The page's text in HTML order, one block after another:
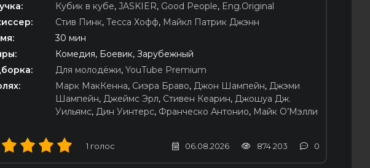
Кубик в кубе, JASKIER, Good People, Eng.Original
Стив Пинк, Тесса Хофф, Майкл Патрик Джэнн
30 мин
Комедия, Боевик, Зарубежный
Для молодёжи, YouTube Premium
Марк МакКенна, Сиэра Браво, Джон Шампейн, Джэми
Шампейн, Джеймс Эрл, Стивен Кеарин, Джошуа Дж.
Уильямс, Дин Уинтерс, Франческо Антонио, Майк О’Мэлли
1 голос 06.08.2026 874 203 0